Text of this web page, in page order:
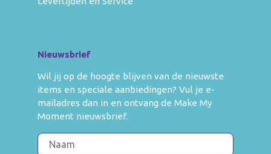
Nieuwsbrief
Wil jij op de hoogte blijven van de nieuwste
items en speciale aanbiedingen? Vul je e-
mailadres dan in en ontvang de Make My
Moment nieuwsbrief.